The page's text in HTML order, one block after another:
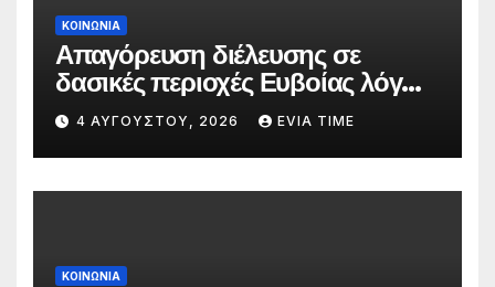
ΚΟΙΝΩΝΙΑ
Απαγόρευση διέλευσης σε
δασικές περιοχές Ευβοίας λόγω
πολύ υψηλού κινδύνου
πυρκαγιάς
4 ΑΥΓΟΎΣΤΟΥ, 2026 EVIA TIME
ΚΟΙΝΩΝΙΑ